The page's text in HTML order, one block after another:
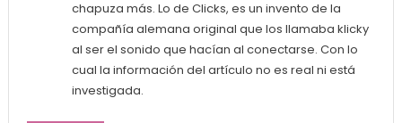
chapuza más. Lo de Clicks, es un invento de la
compañía alemana original que los llamaba klicky
al ser el sonido que hacían al conectarse. Con lo
cual la información del artículo no es real ni está
investigada.